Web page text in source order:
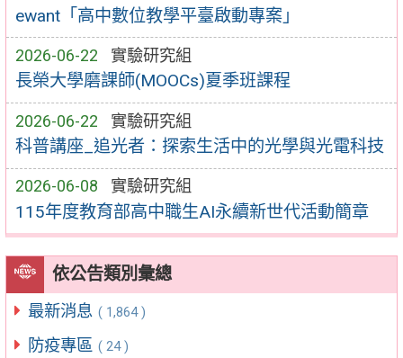
ewant「高中數位教學平臺啟動專案」
2026-06-22 實驗研究組
長榮大學磨課師(MOOCs)夏季班課程
2026-06-22 實驗研究組
科普講座_追光者：探索生活中的光學與光電科技
2026-06-08 實驗研究組
115年度教育部高中職生AI永續新世代活動簡章
依公告類別彙總
最新消息 ( 1,864 )
防疫專區 ( 24 )